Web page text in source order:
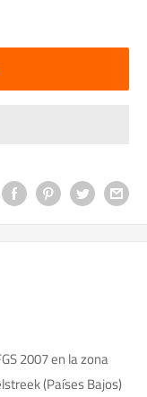
2007 en la zona
(Países Bajos)